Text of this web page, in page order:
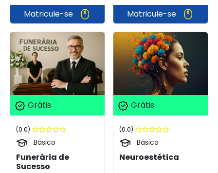
Matricule-se Matricule-se
Grátis
(0.0)
Básico
Funerária de
Sucesso
Grátis
(0.0)
Básico
Neuroestética